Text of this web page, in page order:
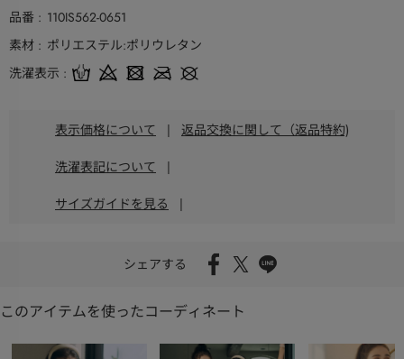
品番
110IS562-0651
素材
ポリエステル:ポリウレタン
洗濯表示
表示価格について | 返品交換に関して（返品特約)
洗濯表記について |
サイズガイドを見る |
シェアする
このアイテムを使ったコーディネート